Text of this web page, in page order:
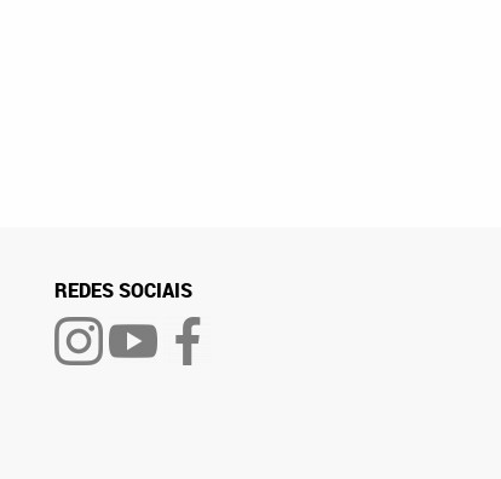
REDES SOCIAIS